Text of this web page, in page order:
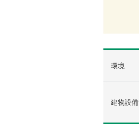
環境
建物設備